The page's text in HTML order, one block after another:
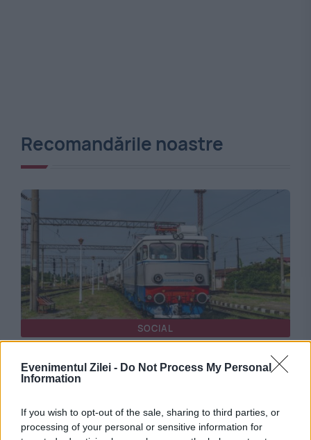
Evenimentul Zilei - Do Not Process My Personal
Information
If you wish to opt-out of the sale, sharing to third parties, or
processing of your personal or sensitive information for
Recomandările noastre
SOCIAL
Constanța. Mersul trenurilor a fost afectat